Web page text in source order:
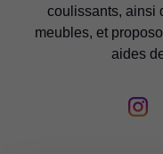
coulissants, ainsi
meubles, et
aides